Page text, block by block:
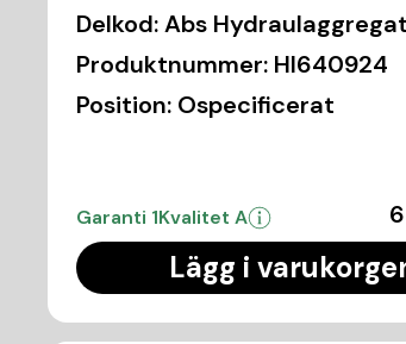
Delkod:Abs Hydraulaggregat
Produktnummer: HI640924
Position: Ospecificerat
Garanti 1Kvalitet A
Lägg i